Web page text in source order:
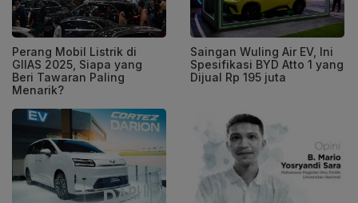
Perang Mobil Listrik di
GIIAS 2025, Siapa yang
Beri Tawaran Paling
Menarik?
Saingan Wuling Air EV, Ini
Spesifikasi BYD Atto 1 yang
Dijual Rp 195 juta